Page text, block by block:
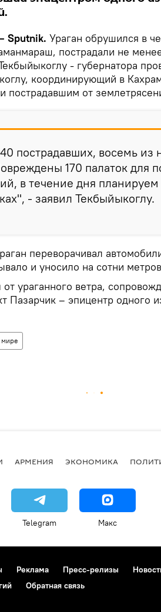
Sputnik. Ураган обрушился в
пострадали не
- губернатора
координирующий в
пострадавшим от
пострадавших, восемь из
170 палаток для
в течение дня планируем
- заявил Текбыйыкоглу.
переворачивал
и уносило на сотни
ураганного ветра,
Пазарчик – эпицентр одного
мире
АРМЕНИЯ ЭКОНОМИКА
Telegram Макс
Реклама Пресс-релизы
Обратная связь